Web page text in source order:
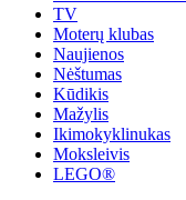
TV
Moterų klubas
Naujienos
Nėštumas
Kūdikis
Mažylis
Ikimokyklinukas
Moksleivis
LEGO®